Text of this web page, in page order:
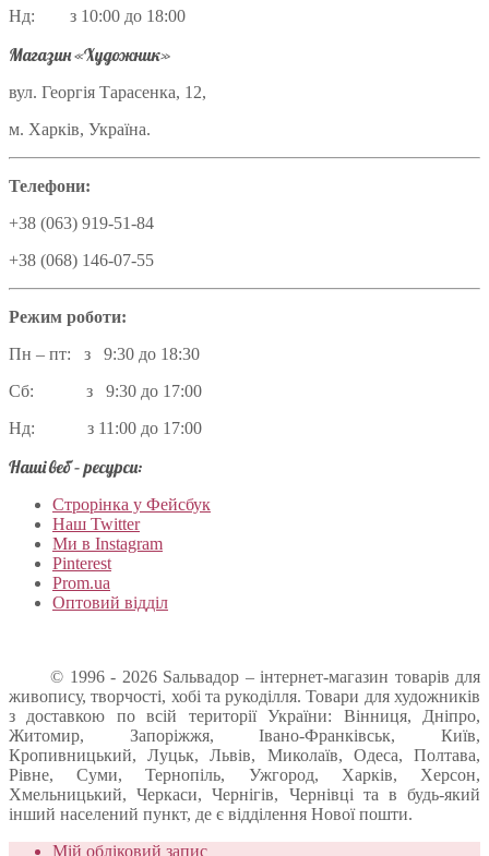
Нд: з 10:00 до 18:00
Магазин «Художник»
вул. Георгія Тарасенка, 12,
м. Харків, Україна.
Телефони:
+38 (063) 919-51-84
+38 (068) 146-07-55
Режим роботи:
Пн – пт: з 9:30 до 18:30
Сб: з 9:30 до 17:00
Нд: з 11:00 до 17:00
Наші веб – ресурси:
Строрінка у Фейсбук
Наш Twitter
Ми в Instagram
Pinterest
Prom.ua
Оптовий відділ
© 1996 - 2026 Sальвадор – інтернет-магазин товарів для
живопису, творчості, хобі та рукоділля. Товари для художників
з доставкою по всій території України: Вінниця, Дніпро,
Житомир, Запоріжжя, Івано-Франківськ, Київ,
Кропивницький, Луцьк, Львів, Миколаїв, Одеса, Полтава,
Рівне, Суми, Тернопіль, Ужгород, Харків, Херсон,
Хмельницький, Черкаси, Чернігів, Чернівці та в будь-який
інший населений пункт, де є відділення Нової пошти.
Мій обліковий запис